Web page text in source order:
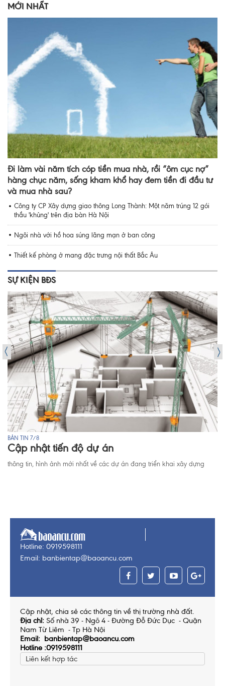
MỚI NHẤT
Đi làm vài năm tích cóp tiền mua nhà, rồi “ôm cục nợ”
hàng chục năm, sống kham khổ hay đem tiền đi đầu tư
và mua nhà sau?
Công ty CP Xây dựng giao thông Long Thành: Một năm trúng 12 gói
thầu 'khủng' trên địa bàn Hà Nội
Ngôi nhà với hồ hoa súng lãng mạn ở ban công
Thiết kế phòng ở mang đặc trưng nội thất Bắc Âu
SỰ KIỆN BĐS
BẢN TIN 7/8
Cập nhật tiến độ dự án
thông tin, hình ảnh mới nhất về các dự án đang triển khai xây dựng
Hotline: 0919598111
Email: banbientap@baoancu.com
Cập nhật, chia sẻ các thông tin về thị trường nhà đất.
Địa chỉ: Số nhà 39 - Ngõ 4 - Đường Đỗ Đức Dục - Quận
Nam Từ Liêm - Tp Hà Nội
Email: banbientap@baoancu.com
Hotline :0919598111
Liên kết hợp tác